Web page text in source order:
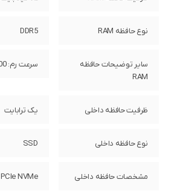
نوع حافظه RAM DDR5
سایر توضیحات حافظه
RAM
سرعت رم: 4800 مگاهرتز
ظرفیت حافظه داخلی یک ترابایت
نوع حافظه داخلی SSD
مشخصات حافظه داخلی PCIe NVMe